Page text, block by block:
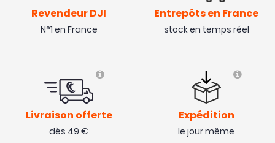
Revendeur DJI
N°1 en France
Entrepôts en France
stock en temps réel
Livraison offerte
dès 49 €
Expédition
le jour même